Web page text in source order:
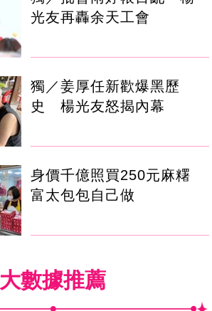
光友再轟余天工會
獨／姜厚任新歡爆黑歷
史 楊光友怒揭內幕
身價千億照買250元麻糬
富太包包自己做
大數據推薦